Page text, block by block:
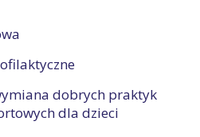
dobrych praktyk
dla dzieci